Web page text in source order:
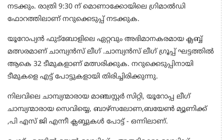
നടക്കും. രാത്രി 9:30 ന് മൊണാക്കോയിലെ ഗ്രിമാൽഡി
ഫോറത്തിലാണ് നറുക്കെടുപ്പ് നടക്കുക.
യൂറോപ്യൻ ഫുട്ബോളിലെ ഏറ്റവും അഭിമാനകരമായ ക്ലബ്ബ്
മത്സരമാണ് ചാമ്പ്യൻസ് ലീഗ് .ചാമ്പ്യൻസ് ലീഗ് ഗ്രൂപ്പ് ഘട്ടത്തിൽ
ആകെ 32 ടീമുകളാണ് മത്സരിക്കുക. നറുക്കെടുപ്പിനായി
ടീമുകളെ എട്ട് പോട്ടുകളായി തിരിച്ചിരിക്കുന്നു.
നിലവിലെ ചാമ്പ്യന്മാരായ മാഞ്ചസ്റ്റർ സിറ്റി, യൂറോപ്പ ലീഗ്
ചാമ്പ്യന്മാരായ സെവിയ്യെ, ബാഴ്സലോണ,ബയേൺ മ്യൂണിക്ക്
,പി എസ് ജി എന്നീ ക്ലബ്ബുകൾ പോട്ട് - ഒന്നിലാണ്.